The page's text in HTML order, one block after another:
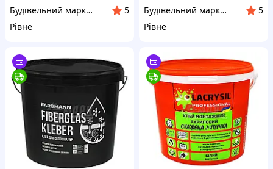
Будівельний маркет Маяк
5
Рівне
Будівельний маркет Маяк
5
Рівне